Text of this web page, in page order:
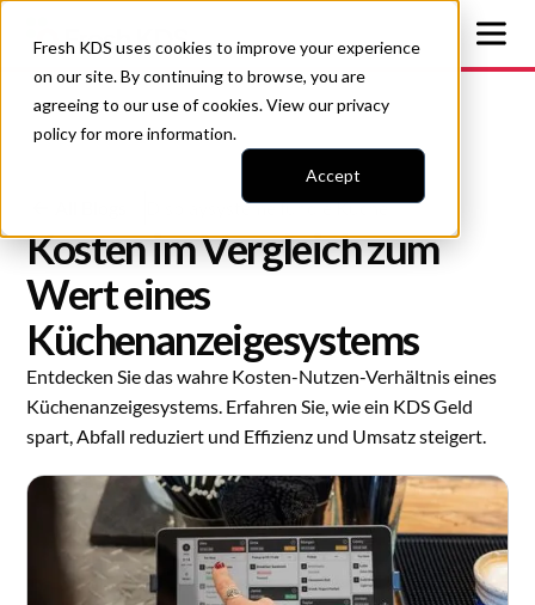
Fresh KDS uses cookies to improve your experience
on our site. By continuing to browse, you are
agreeing to our use of cookies. View ourprivacy
policyfor more information.
Accept
Displaysysteme für die Küche
Kosten im Vergleich zum
Wert eines
Küchenanzeigesystems
Entdecken Sie das wahre Kosten-Nutzen-Verhältnis eines
Küchenanzeigesystems. Erfahren Sie, wie ein KDS Geld
spart, Abfall reduziert und Effizienz und Umsatz steigert.